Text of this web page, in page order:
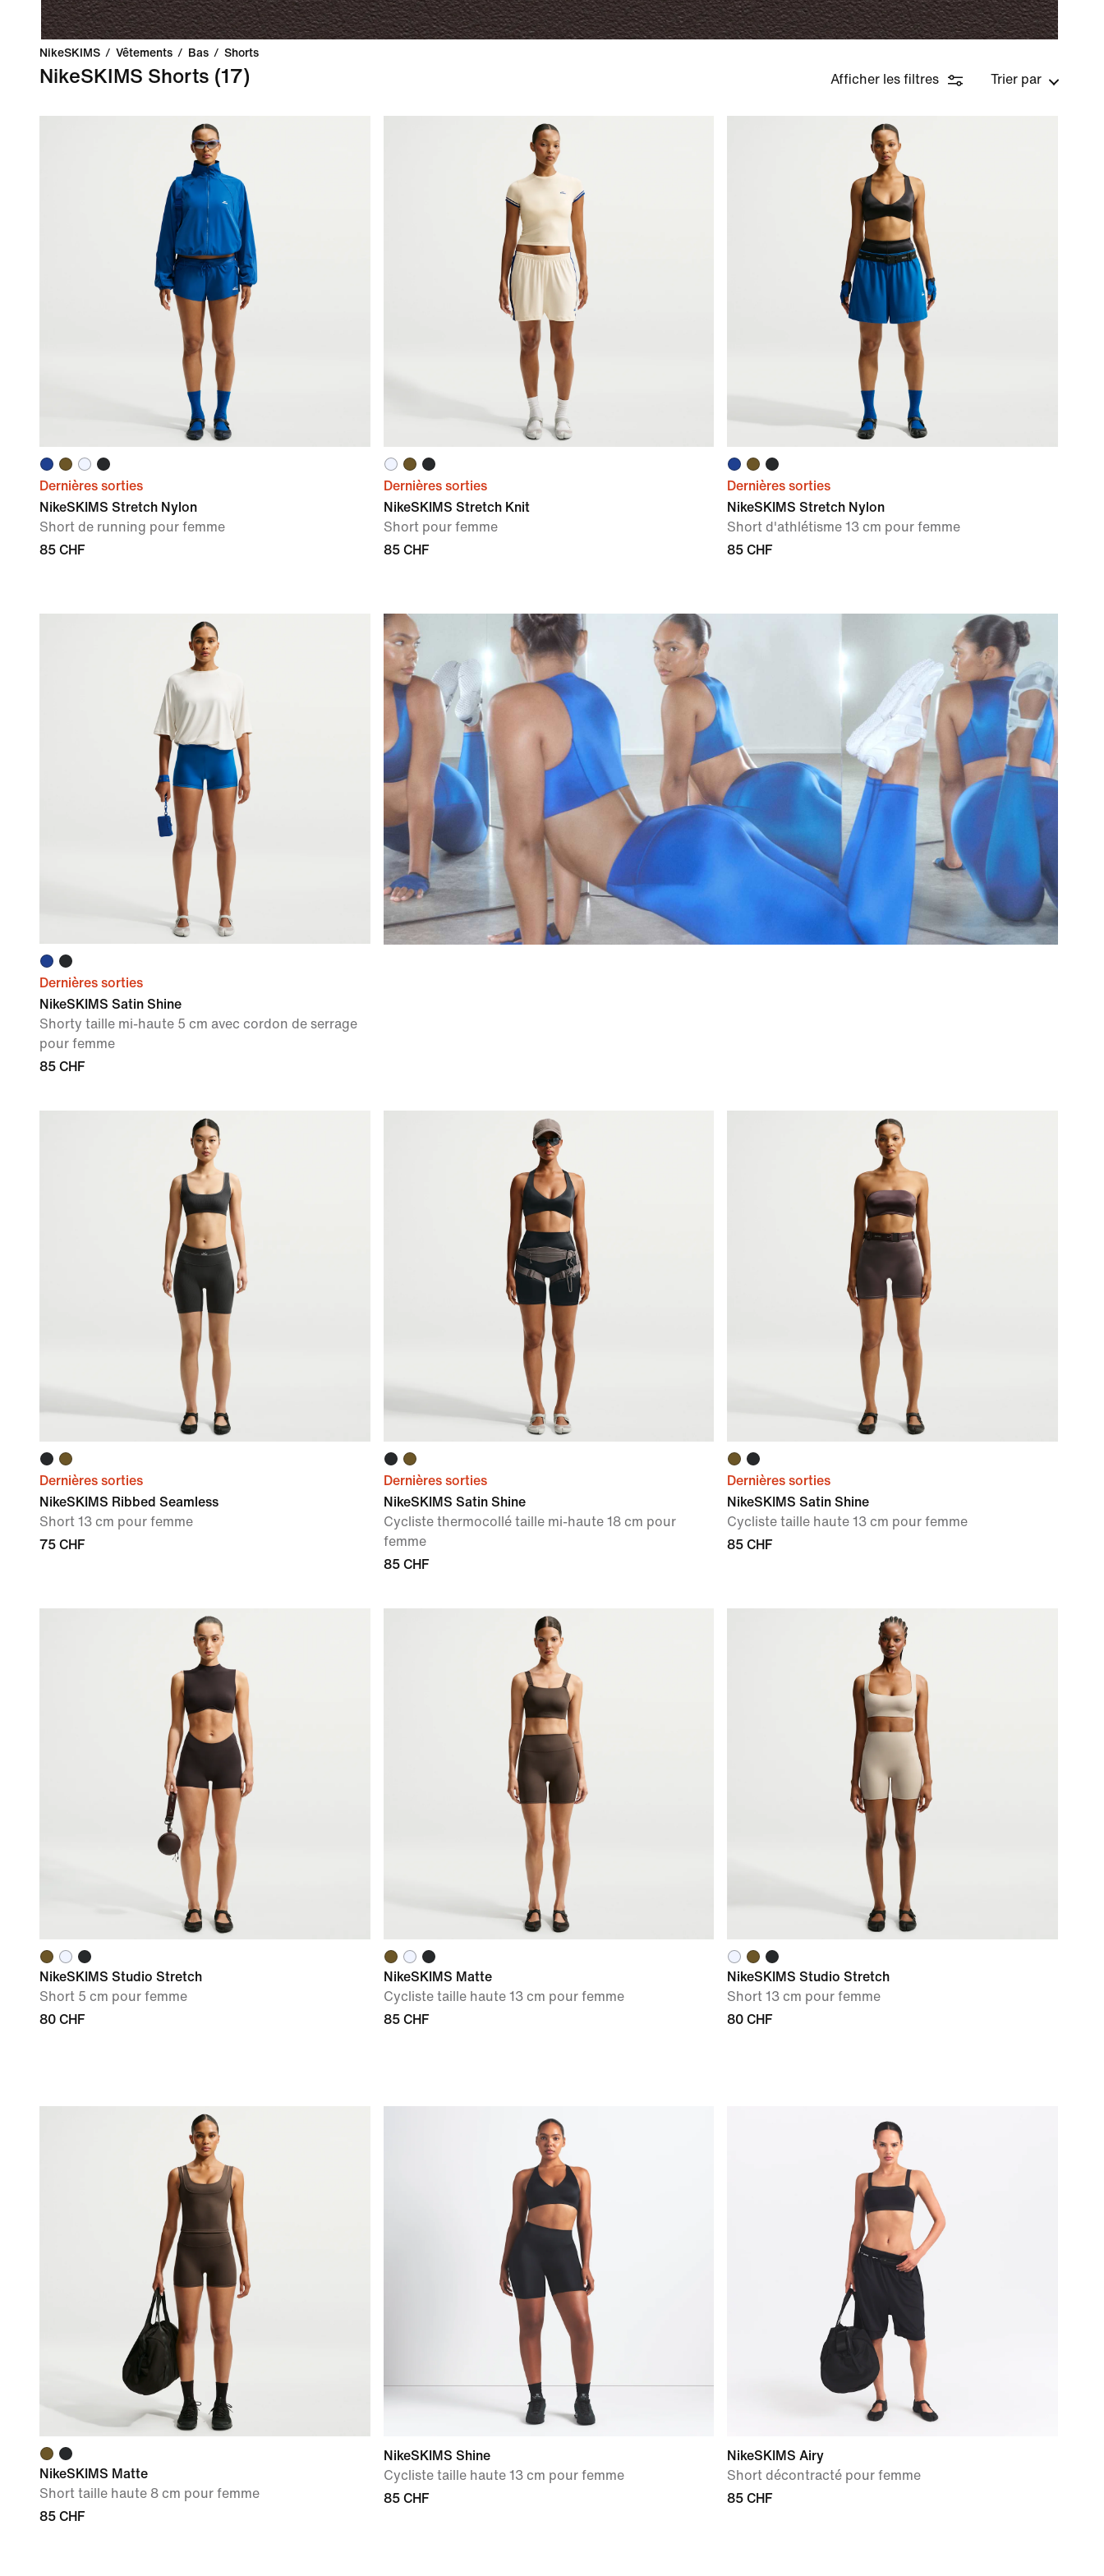
NikeSKIMS / Vêtements / Bas / Shorts
NikeSKIMS Shorts (17) Afficher les filtres Trier par
Dernières sorties
NikeSKIMS Stretch Nylon
Short de running pour femme
85 CHF
Dernières sorties
NikeSKIMS Stretch Knit
Short pour femme
85 CHF
Dernières sorties
NikeSKIMS Stretch Nylon
Short d'athlétisme 13 cm pour femme
85 CHF
Dernières sorties
NikeSKIMS Satin Shine
Shorty taille mi-haute 5 cm avec cordon de serrage
pour femme
85 CHF
Dernières sorties
NikeSKIMS Ribbed Seamless
Short 13 cm pour femme
75 CHF
Dernières sorties
NikeSKIMS Satin Shine
Cycliste thermocollé taille mi-haute 18 cm pour
femme
85 CHF
Dernières sorties
NikeSKIMS Satin Shine
Cycliste taille haute 13 cm pour femme
85 CHF
NikeSKIMS Studio Stretch
Short 5 cm pour femme
80 CHF
NikeSKIMS Matte
Cycliste taille haute 13 cm pour femme
85 CHF
NikeSKIMS Studio Stretch
Short 13 cm pour femme
80 CHF
NikeSKIMS Matte
Short taille haute 8 cm pour femme
85 CHF
NikeSKIMS Shine
Cycliste taille haute 13 cm pour femme
85 CHF
NikeSKIMS Airy
Short décontracté pour femme
85 CHF